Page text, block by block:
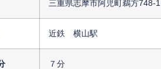
三重県志摩市阿児町鵜方748-1
近鉄 横山駅
７分